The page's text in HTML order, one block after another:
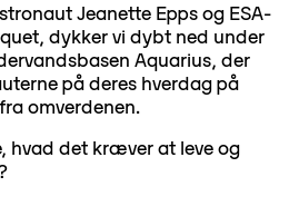
Jeanette Epps og ESA-
dykker vi dybt ned under
Aquarius, der
på deres hverdag på
omverdenen.
hvad det kræver at leve og